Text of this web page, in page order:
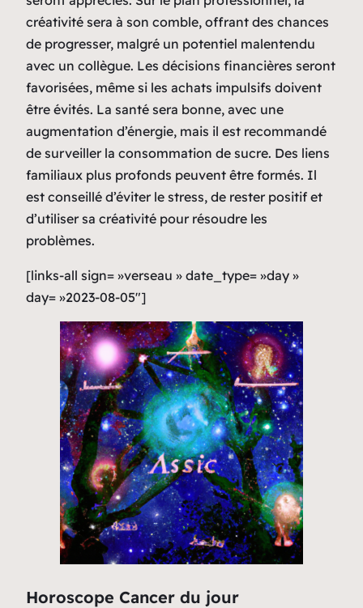
créativité sera à son comble, offrant des chances
de progresser, malgré un potentiel malentendu
avec un collègue. Les décisions financières seront
favorisées, même si les achats impulsifs doivent
être évités. La santé sera bonne, avec une
augmentation d’énergie, mais il est recommandé
de surveiller la consommation de sucre. Des liens
familiaux plus profonds peuvent être formés. Il
est conseillé d’éviter le stress, de rester positif et
d’utiliser sa créativité pour résoudre les
problèmes.
[links-all sign= »verseau » date_type= »day »
day= »2023-08-05″]
Horoscope Cancer du jour